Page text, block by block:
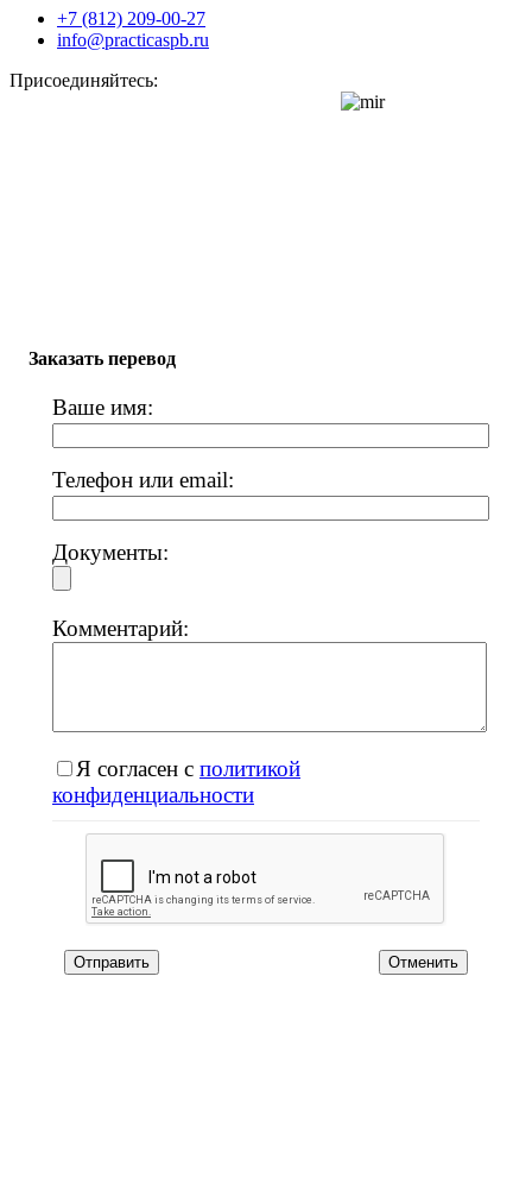
+7 (812) 209-00-27
info@practicaspb.ru
Присоединяйтесь:
Заказать перевод
Ваше имя:
Телефон или email:
Документы:
Комментарий:
Я согласен с политикой
конфиденциальности
Отменить